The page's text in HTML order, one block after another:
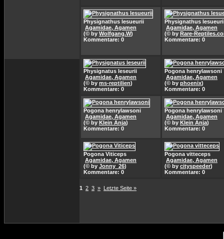
Physignathus lesueurii
Agamidae, Agamen
(© by Wolfgang.W)
Kommentare: 0
Physignathus
Agamidae, Agamen
(© by Rare-
Kommentare: 0
Physignatus leseurii
Agamidae, Agamen
(© by ms-reptilien)
Kommentare: 0
Pogona henrylawsoni
Agamidae, Agamen
(© by phoenix)
Kommentare: 0
Pogona henrylawsoni
Agamidae, Agamen
(© by Klein Anja)
Kommentare: 0
Pogona henrylawsoni
Agamidae, Agamen
(© by Klein Anja)
Kommentare: 0
Pogona Viticeps
Agamidae, Agamen
(© by Jonny_26)
Kommentare: 0
Pogona vitteceps
Agamidae, Agamen
(© by cityspeeder)
Kommentare: 0
1 2 3 » Letzte Seite »